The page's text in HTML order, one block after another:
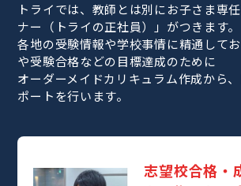
トライでは、教師とは別にお子さま専
ナー（トライの正社員）」がつきます。
各地の受験情報や学校事情に精通して
や受験合格などの目標達成のために
オーダーメイドカリキュラム作成から
ポートを行います。
志望校合格・